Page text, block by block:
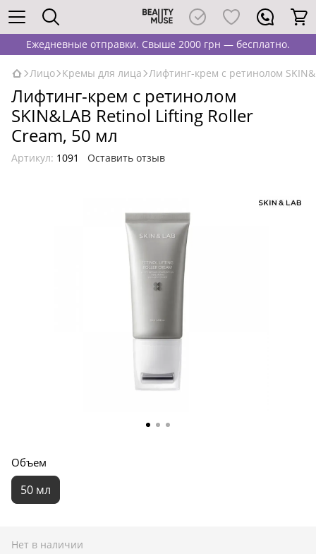
Ежедневные отправки. Свыше 2000 грн — бесплатно.
Лицо Кремы для лица Лифтинг-крем с ретинолом
Лифтинг-крем с ретинолом
SKIN&LAB Retinol Lifting Roller
Cream, 50 мл
Артикул: 1091 Оставить отзыв
Объем
50 мл
Нет в наличии